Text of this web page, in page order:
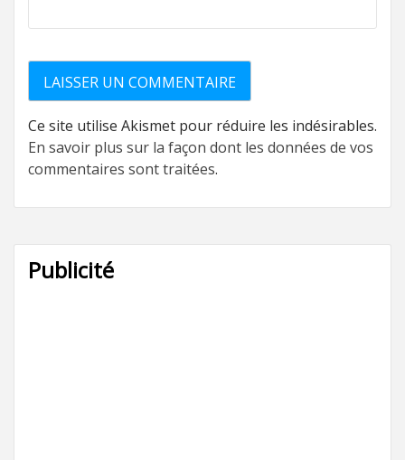
Ce site utilise Akismet pour réduire les indésirables.
En savoir plus sur la façon dont les données de vos
commentaires sont traitées.
Publicité